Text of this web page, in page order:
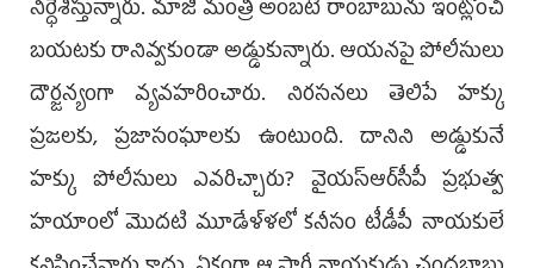
నిర్ధేశిస్తున్నారు. మాజీ మంత్రి అంబటి రాంబాబును ఇంట్లోంచి
బయటకు రానివ్వకుండా అడ్డుకున్నారు. ఆయనపై పోలీసులు
దౌర్జన్యంగా వ్యవహరించారు. నిరసనలు తెలిపే హక్కు
ప్రజలకు, ప్రజాసంఘాలకు ఉంటుంది. దానిని అడ్డుకునే
హక్కు పోలీసులు ఎవరిచ్చారు? వైయస్ఆర్‌సీపీ ప్రభుత్వ
హయాంలో మొదటి మూడేళ్ళలో కనీసం టీడీపీ నాయకులే